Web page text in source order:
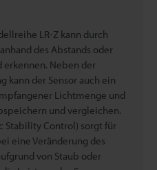
LR-Z kann durch
des Abstands oder
erkennen. Neben der
kann der Sensor auch ein
Lichtmenge und
und vergleichen.
Stability Control) sorgt für
eine Veränderung des
von Staub oder